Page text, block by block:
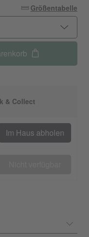
Größentabelle
& Collect
Im Haus abholen